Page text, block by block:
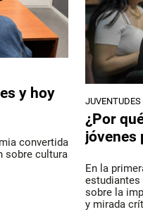
y hoy
convertida
sobre cultura
JUVENTUDES
¿Por
jóvenes
En la
sobre la
y mirada